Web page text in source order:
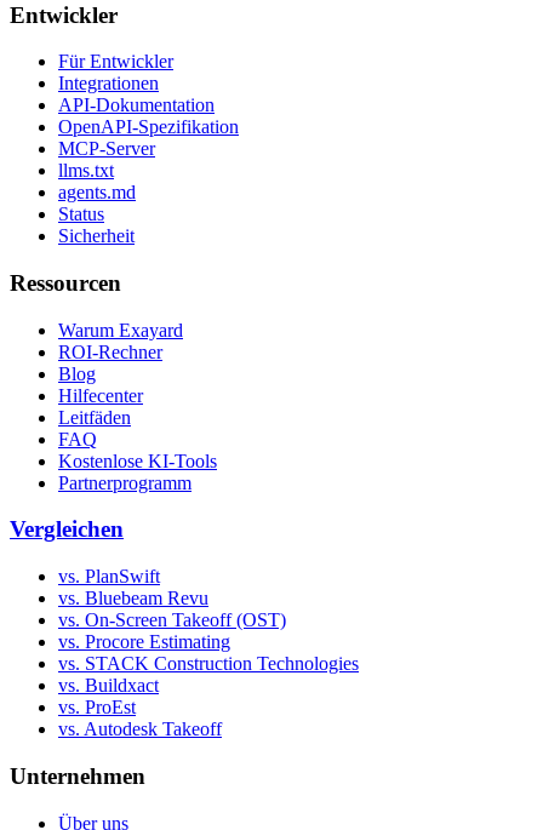
Entwickler
Für Entwickler
Integrationen
API-Dokumentation
OpenAPI-Spezifikation
MCP-Server
llms.txt
agents.md
Status
Sicherheit
Ressourcen
Warum Exayard
ROI-Rechner
Blog
Hilfecenter
Leitfäden
FAQ
Kostenlose KI-Tools
Partnerprogramm
Vergleichen
vs. PlanSwift
vs. Bluebeam Revu
vs. On-Screen Takeoff (OST)
vs. Procore Estimating
vs. STACK Construction Technologies
vs. Buildxact
vs. ProEst
vs. Autodesk Takeoff
Unternehmen
Über uns